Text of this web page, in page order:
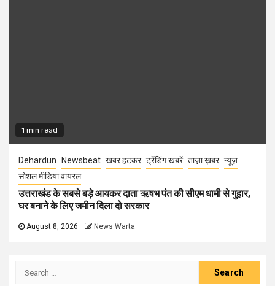
1 min read
Dehardun Newsbeat खबर हटकर ट्रेंडिंग खबरें ताज़ा ख़बर न्यूज़
सोशल मीडिया वायरल
उत्तराखंड के सबसे बड़े आयकर दाता ऋषभ पंत की सीएम धामी से गुहार,
घर बनाने के लिए जमीन दिला दो सरकार
August 8, 2026 News Warta
Search